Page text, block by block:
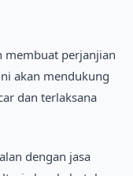
membuat perjanjіan
akan mendukung
dan terlaksana
dengan jasa